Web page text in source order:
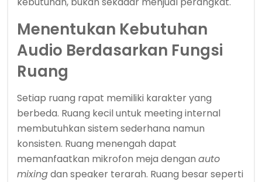
Menentukan Kebutuhan
Audio Berdasarkan Fungsi
Ruang
Setiap ruang rapat memiliki karakter yang
berbeda. Ruang kecil untuk meeting internal
membutuhkan sistem sederhana namun
konsisten. Ruang menengah dapat
memanfaatkan mikrofon meja dengan auto
mixingdan speaker terarah. Ruang besar seperti